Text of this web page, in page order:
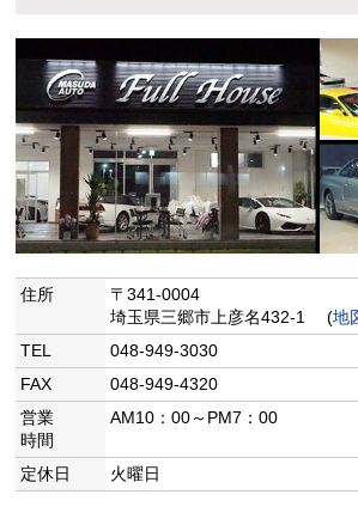
住所
〒341-0004
埼玉県三郷市上彦名432-1 (地
TEL
048-949-3030
FAX
048-949-4320
営業
時間
AM10：00～PM7：00
定休日 火曜日